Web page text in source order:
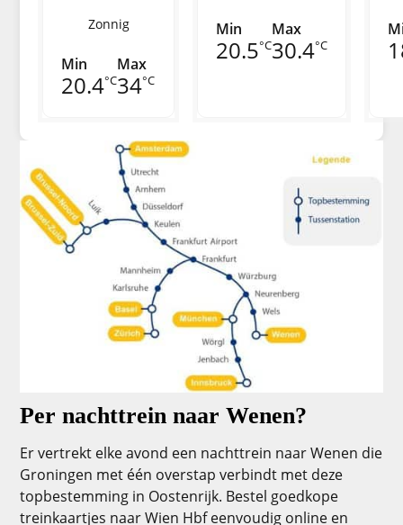
Zonnig
Min
20.4°C
Max
34°C
Min
20.5°C
Max
30.4°C
Per nachttrein naar Wenen?
Er vertrekt elke avond een nachttrein naar Wenen die
Groningen met één overstap verbindt met deze
topbestemming in Oostenrijk. Bestel goedkope
treinkaartjes naar Wien Hbf eenvoudig online en